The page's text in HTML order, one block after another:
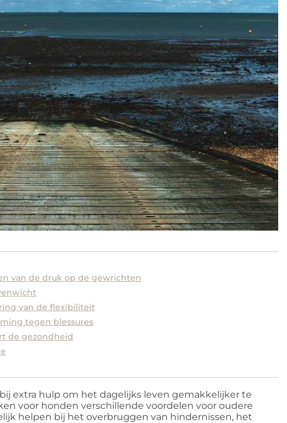
van de druk op de gewrichten
van de flexibiliteit
tegen blessures
de gezondheid
extra hulp om het dagelijks leven gemakkelijker te
voor honden verschillende voordelen voor oudere
helpen bij het overbruggen van hindernissen, het